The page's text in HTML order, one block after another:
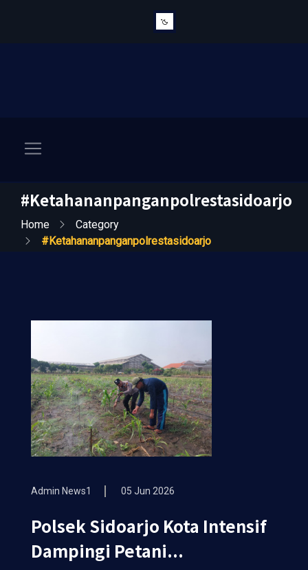
#ketahananpanganpolrestasidoarjo
Home
Category
#ketahananpanganpolrestasidoarjo
Admin News1 05 Jun 2026
Polsek Sidoarjo Kota Intensif
Dampingi Petani...